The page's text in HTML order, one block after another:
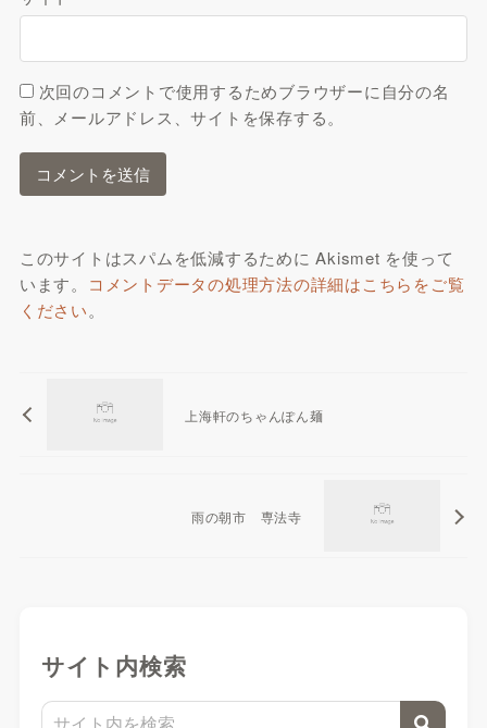
次回のコメントで使用するためブラウザーに自分の名
前、メールアドレス、サイトを保存する。
このサイトはスパムを低減するために Akismet を使って
います。 コメントデータの処理方法の詳細はこちらをご覧
ください。
上海軒のちゃんぽん麺
雨の朝市 専法寺
サイト内検索